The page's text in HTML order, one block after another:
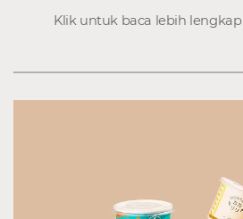
Klik untuk baca lebih lengkap